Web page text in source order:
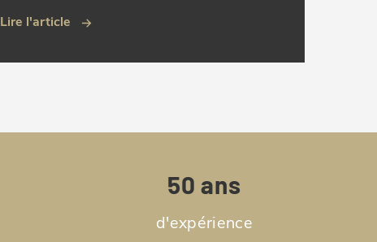
Lire l'article
50 ans
d'expérience